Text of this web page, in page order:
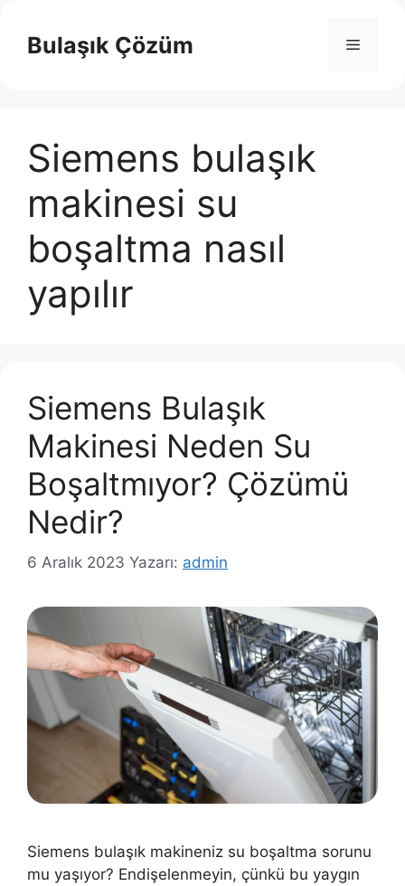
Bulaşık Çözüm Menü
Siemens bulaşık
makinesi su
boşaltma nasıl
yapılır
Siemens Bulaşık
Makinesi Neden Su
Boşaltmıyor? Çözümü
Nedir?
6 Aralık 2023 Yazarı: admin
Siemens bulaşık makineniz su boşaltma sorunu
mu yaşıyor? Endişelenmeyin, çünkü bu yaygın